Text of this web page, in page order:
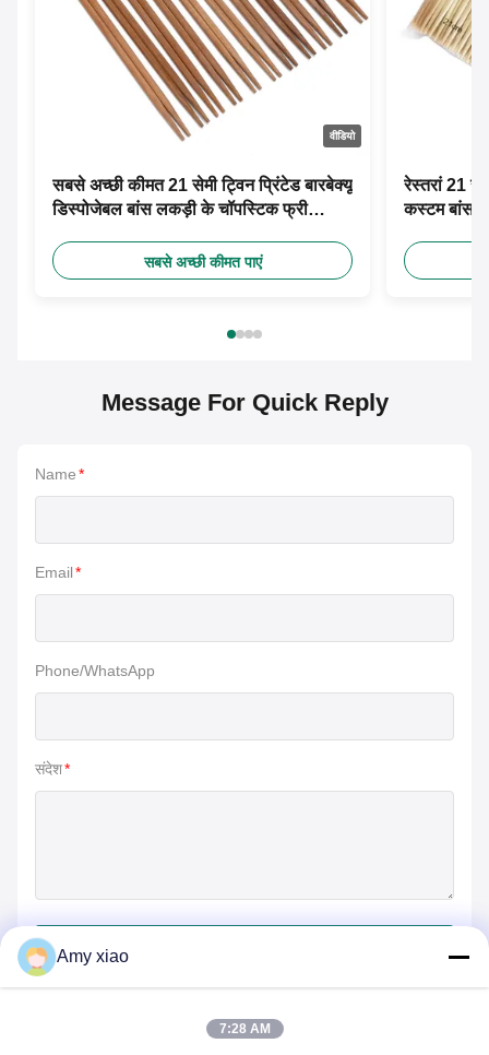
वीडियो
सबसे अच्छी कीमत 21 सेमी ट्विन प्रिंटेड बारबेक्यू
डिस्पोजेबल बांस लकड़ी के चॉपस्टिक फ्री
सबसे अच्छी कीमत पाएं
रेस्तरां 21
कस्टम बांस
Message For Quick Reply
Name*
Email*
Phone/WhatsApp
संदेश*
Amy xiao
7:28 AM